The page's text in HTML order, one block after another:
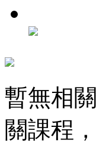
暫無相
關課程